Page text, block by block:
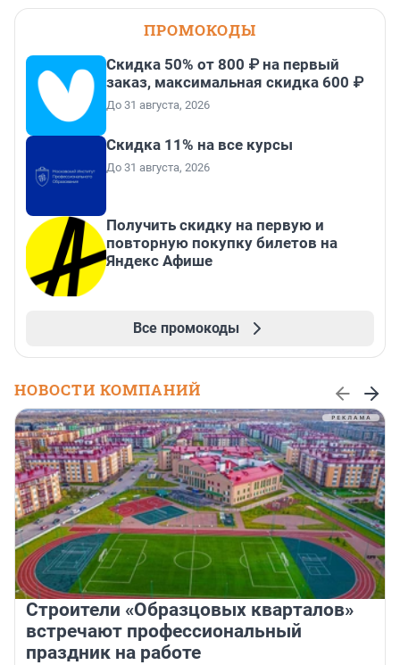
ПРОМОКОДЫ
Скидка 50% от 800 ₽ на первый
заказ, максимальная скидка 600 ₽
До 31 августа, 2026
Скидка 11% на все курсы
До 31 августа, 2026
Получить скидку на первую и
повторную покупку билетов на
Яндекс Афише
Все промокоды
НОВОСТИ КОМПАНИЙ
Строители «Образцовых кварталов»
встречают профессиональный
праздник на работе